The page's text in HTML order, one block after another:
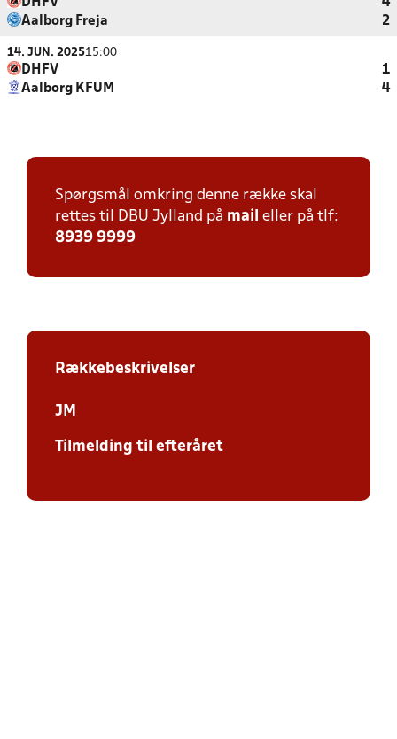
DHFV
4
Aalborg Freja
2
14. JUN. 202515:00
DHFV
1
Aalborg KFUM
4
Spørgsmål omkring denne række skal
rettes til DBU Jylland på mail eller på tlf:
8939 9999
Rækkebeskrivelser
JM
Tilmelding til efteråret